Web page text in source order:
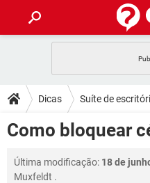
CELULAR
OUTLOOK
GUIA DE COMPRAS
DICAS
JOGOS
CELULAR
OUTLOOK
DOWNLOADS
CELULAR
FÓRUM
Dicas Suíte de
Como bloquear
Última modificação: 18 de
Muxfeldt .